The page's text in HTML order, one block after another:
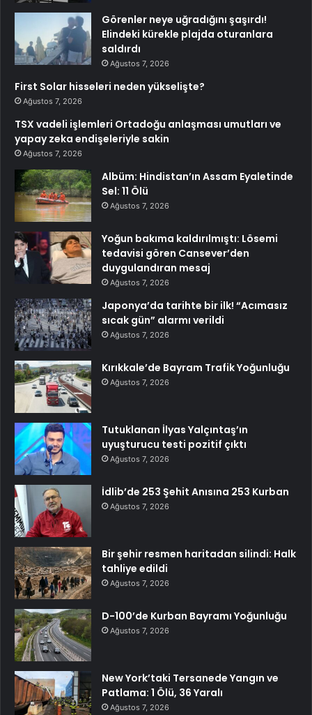
Görenler neye uğradığını şaşırdı!
Elindeki kürekle plajda oturanlara
saldırdı
Ağustos 7, 2026
First Solar hisseleri neden yükselişte?
Ağustos 7, 2026
TSX vadeli işlemleri Ortadoğu anlaşması umutları ve
yapay zeka endişeleriyle sakin
Ağustos 7, 2026
Albüm: Hindistan’ın Assam Eyaletinde
Sel: 11 Ölü
Ağustos 7, 2026
Yoğun bakıma kaldırılmıştı: Lösemi
tedavisi gören Cansever’den
duygulandıran mesaj
Ağustos 7, 2026
Japonya’da tarihte bir ilk! “Acımasız
sıcak gün” alarmı verildi
Ağustos 7, 2026
Kırıkkale’de Bayram Trafik Yoğunluğu
Ağustos 7, 2026
Tutuklanan İlyas Yalçıntaş’ın
uyuşturucu testi pozitif çıktı
Ağustos 7, 2026
İdlib’de 253 Şehit Anısına 253 Kurban
Ağustos 7, 2026
Bir şehir resmen haritadan silindi: Halk
tahliye edildi
Ağustos 7, 2026
D-100’de Kurban Bayramı Yoğunluğu
Ağustos 7, 2026
New York’taki Tersanede Yangın ve
Patlama: 1 Ölü, 36 Yaralı
Ağustos 7, 2026